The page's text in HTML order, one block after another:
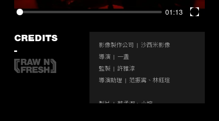
01:13
CREDITS
-
影像製作公司 | 沙西米影像
導演 | 一盞
監製 | 許雅淳
導演助理 | 范振寗、林鈺瑄
製片 | 蔡孟潔、小婉